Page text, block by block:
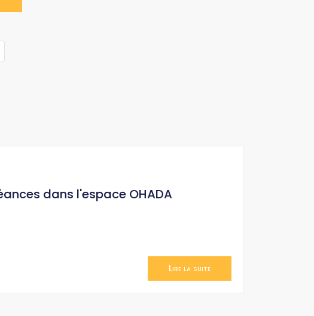
dans l'espace OHADA
Lire la suite